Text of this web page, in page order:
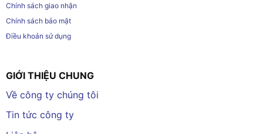
Chính sách giao nhận
Chính sách bảo mật
Điều khoản sử dụng
GIỚI THIỆU CHUNG
Về công ty chúng tôi
Tin tức công ty